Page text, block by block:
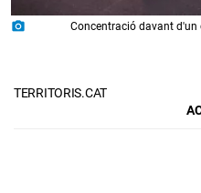
photo_camera
Concentració davant d'un
TERRITORIS.CAT